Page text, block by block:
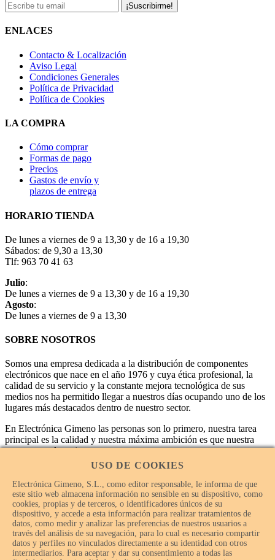
¡Suscribirme!
ENLACES
Contacto & Localización
Aviso Legal
Condiciones Generales
Política de Privacidad
Política de Cookies
LA COMPRA
Cómo comprar
Formas de pago
Precios
Gastos de envío y
plazos de entrega
HORARIO TIENDA
De lunes a viernes de 9 a 13,30 y de 16 a 19,30
Sábados: de 9,30 a 13,30
Tlf: 963 70 41 63
Julio:
De lunes a viernes de 9 a 13,30 y de 16 a 19,30
Agosto:
De lunes a viernes de 9 a 13,30
SOBRE NOSOTROS
Somos una empresa dedicada a la distribución de componentes
electrónicos que nace en el año 1976 y cuya ética profesional, la
calidad de su servicio y la constante mejora tecnológica de sus
medios nos ha permitido llegar a nuestros días ocupando uno de los
lugares más destacados dentro de nuestro sector.
En Electrónica Gimeno las personas son lo primero, nuestra tarea
principal es la calidad y nuestra máxima ambición es que nuestra
empresa sea la mejor.
USO DE COOKIES
Electrónica Gimeno, S.L., como editor responsable, le informa de que
este sitio web almacena información no sensible en su dispositivo, como
cookies, propias y de terceros, o identificadores únicos de su
dispositivo, y accede a esta información para realizar tratamientos de
datos, como medir y analizar las preferencias de nuestros usuarios a
través del análisis de su navegación, para lo cual es necesario compartir
datos y perfiles no vinculados directamente a su identidad con otros
intermediarios. Para aceptar y dar su consentimiento a todas las